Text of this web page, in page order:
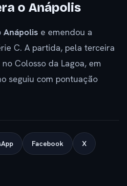
o Anápolis
Anápolis e emendou a
C. A partida, pela terceira
Colosso da Lagoa, em
seguiu com pontuação
Facebook X